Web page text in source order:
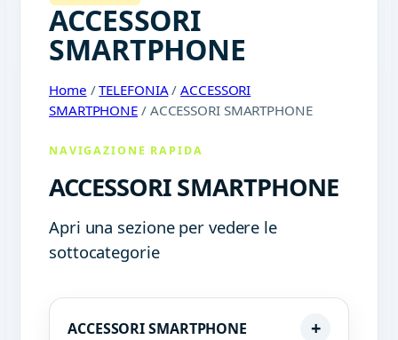
ACCESSORI
SMARTPHONE
Home /TELEFONIA/ACCESSORI
SMARTPHONE / ACCESSORI SMARTPHONE
NAVIGAZIONE RAPIDA
ACCESSORI SMARTPHONE
Apri una sezione per vedere le
sottocategorie
ACCESSORI SMARTPHONE